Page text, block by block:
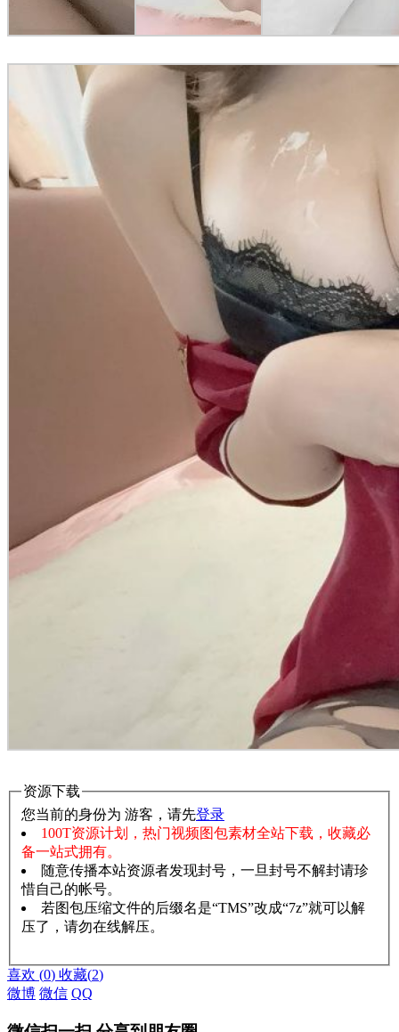
资源下载
您当前的身份为 游客，请先登录
100T资源计划，热门视频图包素材全站下载，收藏必
备一站式拥有。
随意传播本站资源者发现封号，一旦封号不解封请珍
惜自己的帐号。
若图包压缩文件的后缀名是“TMS”改成“7z”就可以解
压了，请勿在线解压。
喜欢 (0) 收藏(2)
微博 微信 QQ